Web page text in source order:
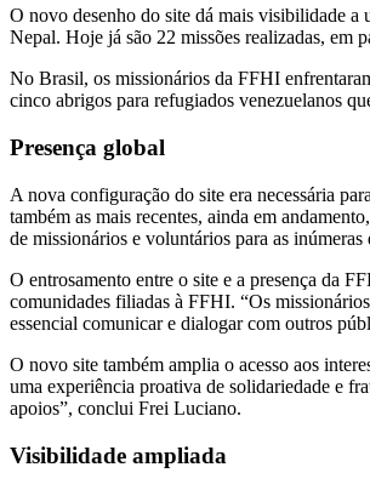
O novo desenho do site dá mais visibilidade
Nepal. Hoje já são 22 missões realizadas,
No Brasil, os missionários da FFHI
cinco abrigos para refugiados venezuelanos
Presença global
A nova configuração do site era necessária
também as mais recentes, ainda em
de missionários e voluntários para as
O entrosamento entre o site e a presença da
comunidades filiadas à FFHI. “Os
essencial comunicar e dialogar com outros
O novo site também amplia o acesso aos
uma experiência proativa de solidariedade e
apoios”, conclui Frei Luciano.
Visibilidade ampliada